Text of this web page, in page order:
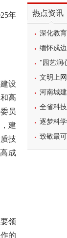
热点资讯
深化教
缅怀戍
东街小学
"园艺润
暑期三下
文明上
业大学北
践课堂
河南城
民情，反
全省科
逐梦科
学子参加
实
致敬最
一小学开
年
设
高
员
建
技
成
领
的